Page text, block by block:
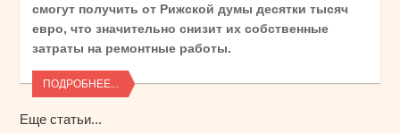
смогут получить от Рижской думы десятки тысяч
евро, что значительно снизит их собственные
затраты на ремонтные работы.
ПОДРОБНЕЕ...
Еще статьи...